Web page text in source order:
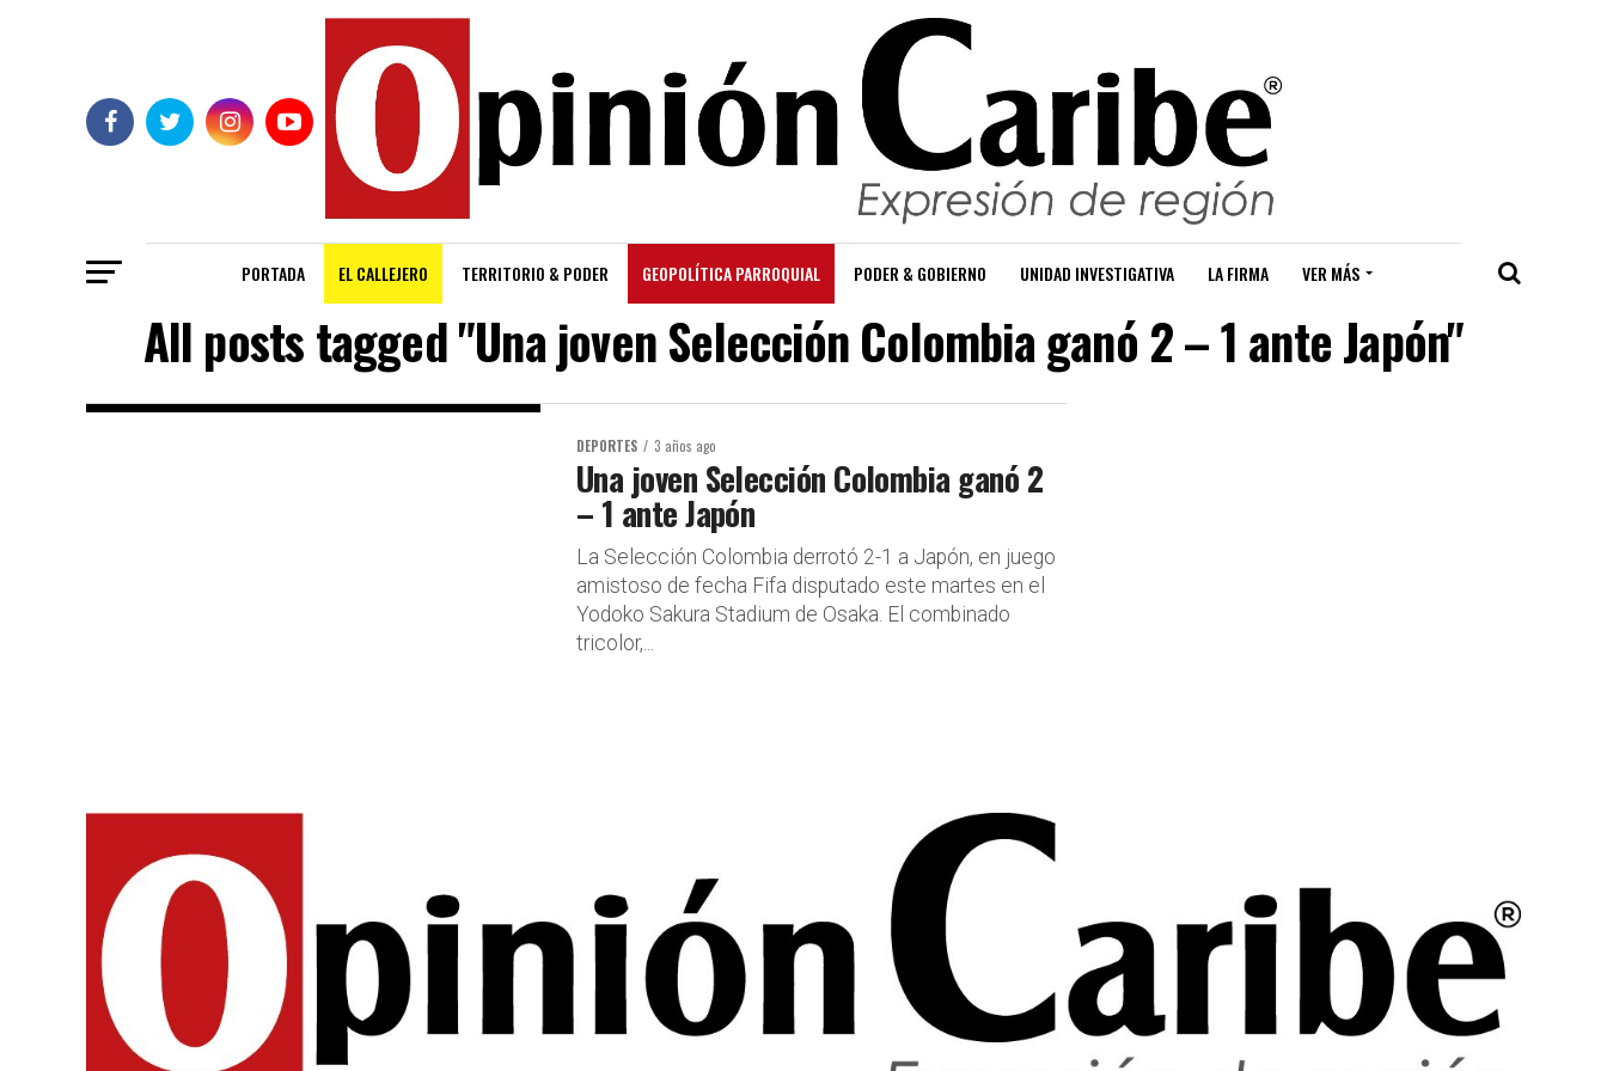
PORTADA EL CALLEJERO TERRITORIO & PODER GEOPOLÍTICA PARROQUIAL PODER & GOBIERNO UNIDAD INVESTIGATIVA LA FIRMA VER MÁS
All posts tagged "Una joven Selección Colombia ganó 2 – 1 ante Japón"
DEPORTES 3 años ago
Una joven Selección Colombia ganó 2
– 1 ante Japón
La Selección Colombia derrotó 2-1 a Japón, en juego
amistoso de fecha Fifa disputado este martes en el
Yodoko Sakura Stadium de Osaka. El combinado
tricolor,...